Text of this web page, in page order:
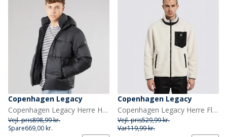
Copenhagen Legacy
Copenhagen Legacy Herre Hættejakke Sort
Vejl. pris898,99 kr.
Spare669,00 kr.
Copenhagen Legacy
Copenhagen Legacy Herre Fleecetøj beige
Vejl. pris529,99 kr.
Var119,99 kr.